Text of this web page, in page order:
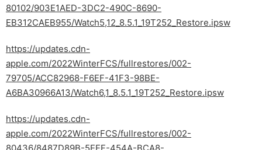
80102/903E1AED-3DC2-490C-8690-
EB312CAEB955/Watch5,12_8.5.1_19T252_Restore.ipsw
https://updates.cdn-
apple.com/2022WinterFCS/fullrestores/002-
79705/ACC82968-F6EF-41F3-98BE-
A6BA30966A13/Watch6,1_8.5.1_19T252_Restore.ipsw
https://updates.cdn-
apple.com/2022WinterFCS/fullrestores/002-